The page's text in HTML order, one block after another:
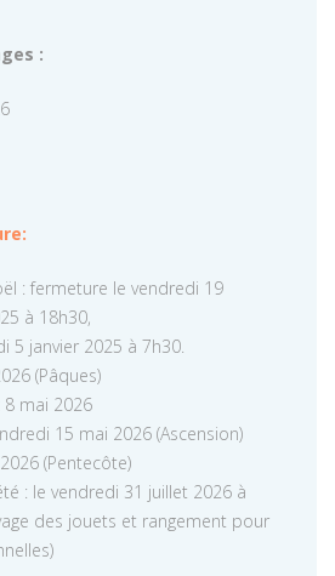
:
: fermeture le vendredi 19
à 18h30,
5 janvier 2025 à 7h30.
(Pâques)
mai 2026
15 mai 2026 (Ascension)
(Pentecôte)
: le vendredi 31 juillet 2026 à
des jouets et rangement pour